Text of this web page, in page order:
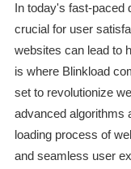
In today's fast-paced
crucial for user
websites can lead to
is where Blinkload
set to revolutionize
advanced algorithms
loading process of
and seamless user